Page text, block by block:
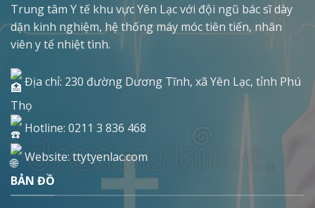
Trung tâm Y tế khu vực Yên Lạc với đội ngũ bác sĩ dày
dặn kinh nghiệm, hệ thống máy móc tiên tiến, nhân
viên y tế nhiệt tình.
Địa chỉ: 230 đường Dương Tĩnh, xã Yên Lạc, tỉnh Phú
Thọ
Hotline: 0211 3 836 468
Website: ttytyenlac.com
BẢN ĐỒ